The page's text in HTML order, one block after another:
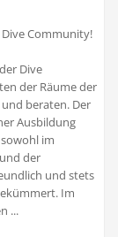
Dive Community!
Dive
der Räume der
beraten. Der
Ausbildung
im
der
und stets
Im
...